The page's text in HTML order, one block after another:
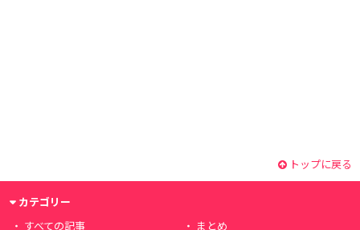
トップに戻る
カテゴリー
すべての記事
まとめ